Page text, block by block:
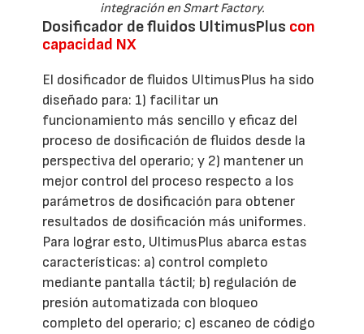
integración en Smart Factory.
Dosificador de fluidos UltimusPlus con
capacidad NX
El dosificador de fluidos UltimusPlus ha sido
diseñado para: 1) facilitar un
funcionamiento más sencillo y eficaz del
proceso de dosificación de fluidos desde la
perspectiva del operario; y 2) mantener un
mejor control del proceso respecto a los
parámetros de dosificación para obtener
resultados de dosificación más uniformes.
Para lograr esto, UltimusPlus abarca estas
características: a) control completo
mediante pantalla táctil; b) regulación de
presión automatizada con bloqueo
completo del operario; c) escaneo de código